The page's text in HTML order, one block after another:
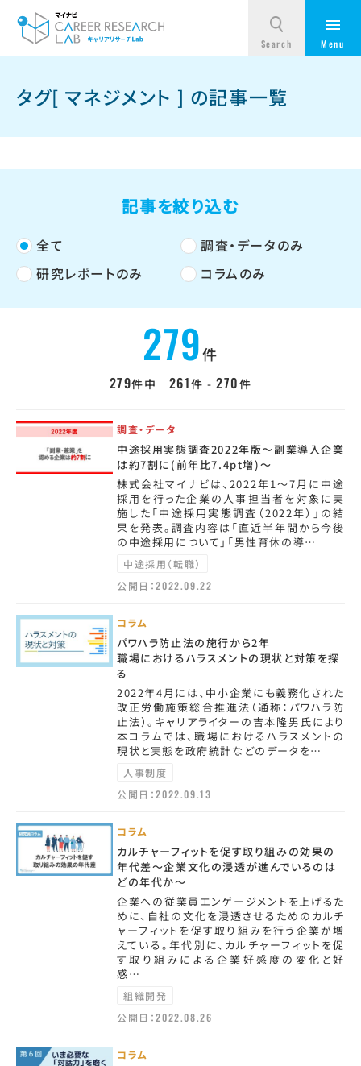
タグ[ マネジメント ] の記事一覧
記事を絞り込む
全て
調査・データのみ
研究レポートのみ
コラムのみ
279件
279件中 261件 - 270件
調査・データ
中途採用実態調査2022年版～副業導入企業
は約7割に(前年比7.4pt増)～
株式会社マイナビは、2022年1～7月に中途
採用を行った企業の人事担当者を対象に実
施した「中途採用実態調査（2022年）」の結
果を発表。調査内容は「直近半年間から今後
の中途採用について」「男性育休の導…
中途採用（転職）
公開日：2022.09.22
コラム
パワハラ防止法の施行から2年
職場におけるハラスメントの現状と対策を探
る
2022年4月には、中小企業にも義務化された
改正労働施策総合推進法（通称：パワハラ防
止法）。キャリアライターの吉本隆男氏により
本コラムでは、職場におけるハラスメントの
現状と実態を政府統計などのデータを…
人事制度
公開日：2022.09.13
コラム
カルチャーフィットを促す取り組みの効果の
年代差～企業文化の浸透が進んでいるのは
どの年代か～
企業への従業員エンゲージメントを上げるた
めに、自社の文化を浸透させるためのカルチ
ャーフィットを促す取り組みを行う企業が増
えている。年代別に、カルチャーフィットを促
す取り組みによる企業好感度の変化と好
感…
組織開発
公開日：2022.08.26
コラム